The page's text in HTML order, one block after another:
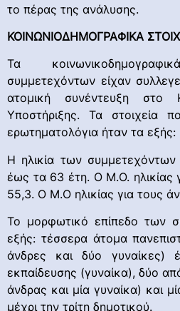
το πέρας της ανάλυσης.
ΚΟΙΝΩΝΙΟΔΗΜΟΓΡΑΦΙΚΑ
Τα
συμμετεχόντων είχαν
ατομική συνέντευξη στο
Υποστήριξης. Τα στοιχεία
ερωτηματολόγια ήταν τα εξής:
Η ηλικία των
έως τα 63 έτη. Ο Μ.Ο. ηλικίας
55,3. Ο Μ.Ο ηλικίας για τους
Το μορφωτικό επίπεδο των
εξής: τέσσερα άτομα
άνδρες και δύο γυναίκες)
εκπαίδευσης (γυναίκα), δύο
άνδρας και μία γυναίκα) και
μέχρι την τρίτη δημοτικού.